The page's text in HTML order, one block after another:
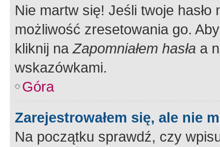
Nie martw się! Jeśli twoje
możliwość zresetowania go.
kliknij naZapomniałem hasła a
wskazówkami.
Góra
Zarejestrowałem się, ale nie
Na początku sprawdź, czy